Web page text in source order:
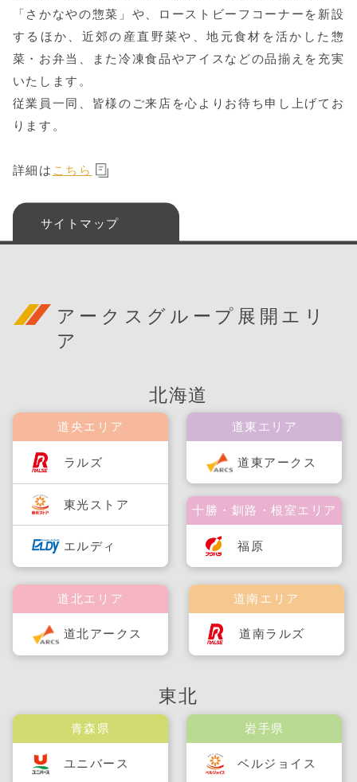
「さかなやの惣菜」や、ローストビーフコーナーを新設
するほか、近郊の産直野菜や、地元食材を活かした惣
菜・お弁当、また冷凍食品やアイスなどの品揃えを充実
いたします。
従業員一同、皆様のご来店を心よりお待ち申し上げてお
ります。
詳細は こちら
サイトマップ
アークスグループ展開エリ
ア
北海道
道央エリア
ラルズ
東光ストア
エルディ
道南エリア
道南ラルズ
道北エリア
道北アークス
道東エリア
道東アークス
十勝・釧路・根室エリア
福原
東北
青森県
ユニバース
岩手県
ベルジョイス